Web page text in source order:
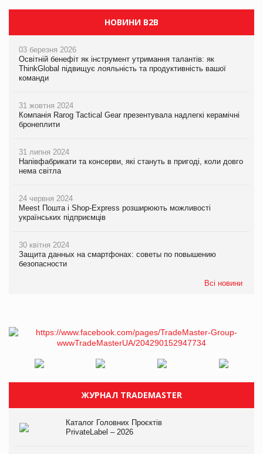
НОВИНИ B2B
03 березня 2026
Освітній бенефіт як інструмент утримання талантів: як
ThinkGlobal підвищує лояльність та продуктивність вашої
команди
31 жовтня 2024
Компанія Rarog Tactical Gear презентувала надлегкі керамічні
бронеплити
31 липня 2024
Напівфабрикати та консерви, які стануть в пригоді, коли довго
нема світла
24 червня 2024
Meest Пошта і Shop-Express розширюють можливості
українських підприємців
30 квітня 2024
Защита данных на смартфонах: советы по повышению
безопасности
Всі новини
ЖУРНАЛ TRADEMASTER
Каталог Головних Проєктів
PrivateLabel – 2026